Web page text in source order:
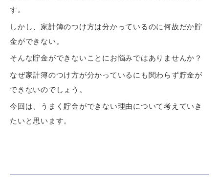
す。
しかし、家計簿のつけ方は分かっているのに何故だか貯
金ができない。
そんな貯金ができないことにお悩みではありませんか？
なぜ家計簿のつけ方が分かっているにも関わらず貯金が
できないのでしょう。
今回は、うまく貯金ができない理由について考えていき
たいと思います。